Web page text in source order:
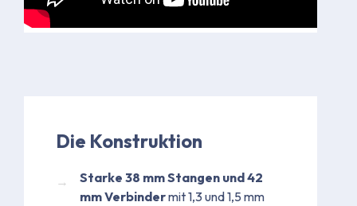
Die Konstruktion
Starke 38 mm Stangen und 42
mm Verbindermit 1,3 und 1,5 mm